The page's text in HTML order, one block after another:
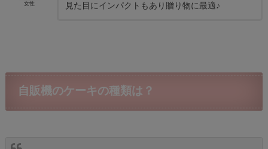
女性 見た目にインパクトもあり贈り物に最適♪
自販機のケーキの種類は？